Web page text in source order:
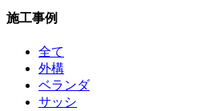
施工事例
全て
外構
ベランダ
サッシ